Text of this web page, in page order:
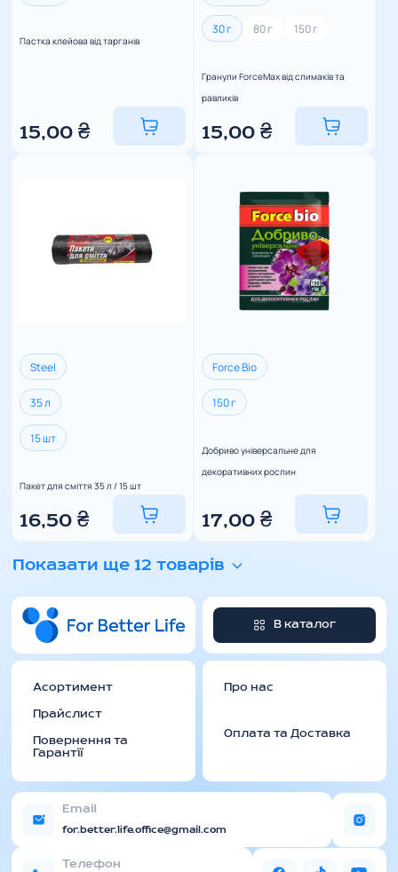
Пастка клейова від тарганів
15,00₴
30 г 80 г 150 г
Гранули ForceMax від слимаків та
равликів
15,00 ₴
Steel
35 л
15 шт
Пакет для сміття 35 л / 15 шт
16,50₴
Force Bio
150 г
Добриво універсальне для
декоративних рослин
17,00 ₴
Показати ще 12 товарів
В каталог
Асортимент
Прайслист
Повернення та
Гарантії
Про нас
Оплата та Доставка
Email
for.better.life.office@gmail.com
Телефон